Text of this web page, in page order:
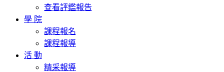
查看評鑑報告
學 院
課程報名
課程報導
活 動
精采報導